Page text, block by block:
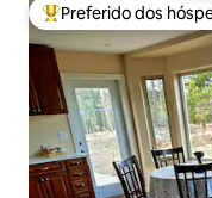
Entre os melhores
Preferido dos